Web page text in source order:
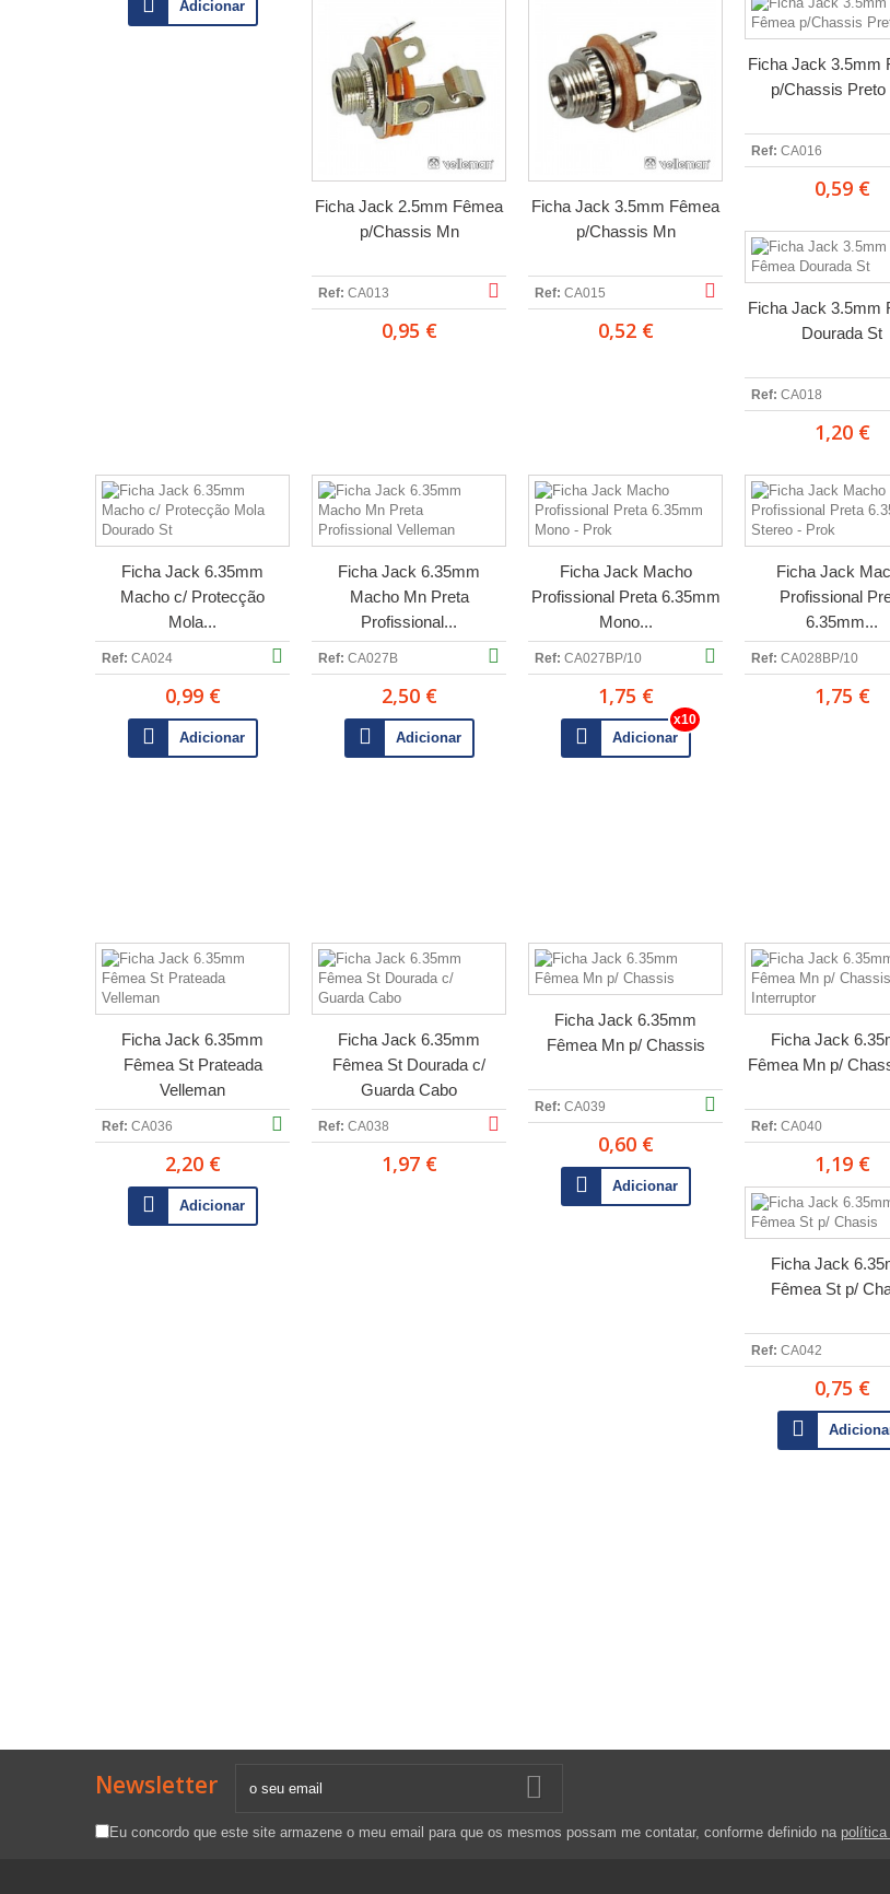
Adicionar
Ficha Jack 2.5mm Fêmea
p/Chassis Mn
Ref: CA013
0,95 €
Ficha Jack 3.5mm Fêmea
p/Chassis Mn
Ref: CA015
0,52 €
Ficha Jack 3.5mm
p/Chassis Preto
Ref: CA016
0,59 €
Ficha Jack 3.5mm
Dourada St
Ref: CA018
1,20 €
Ficha Jack 6.35mm
Macho c/ Protecção
Mola...
Ref: CA024
0,99 €
Adicionar
Ficha Jack 6.35mm
Macho Mn Preta
Profissional...
Ref: CA027B
2,50 €
Adicionar
Ficha Jack Macho
Profissional Preta 6.35mm
Mono...
Ref: CA027BP/10
1,75 €
Adicionar
Ficha Jack
Profissional
6.35mm...
Ref: CA028BP/10
1,75 €
Ficha Jack 6.35mm
Fêmea St Prateada
Velleman
Ref: CA036
2,20 €
Adicionar
Ficha Jack 6.35mm
Fêmea St Dourada c/
Guarda Cabo
Ref: CA038
1,97 €
Ficha Jack 6.35mm
Fêmea Mn p/ Chassis
Ref: CA039
0,60 €
Adicionar
Ficha Jack
Fêmea Mn p/
Ref: CA040
1,19 €
Ficha Jack
Fêmea St p/
Ref: CA042
0,75 €
Newsletter
Eu concordo que este site armazene o meu email para que os mesmos possam me contatar, conforme definido na política